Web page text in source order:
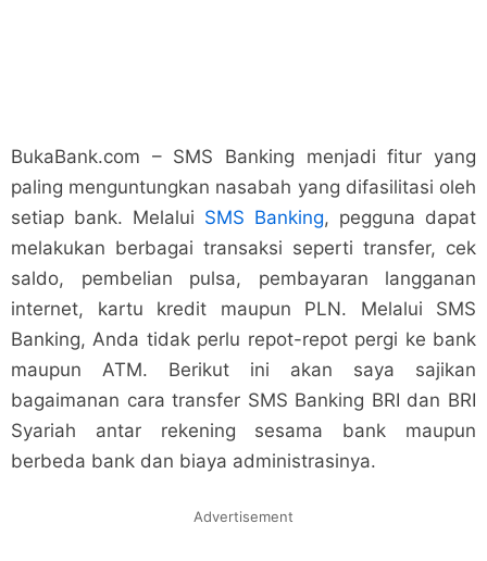
BukaBank.com – SMS Banking menjadi fitur yang
paling menguntungkan nasabah yang difasilitasi oleh
setiap bank. Melalui SMS Banking, pegguna dapat
melakukan berbagai transaksi seperti transfer, cek
saldo, pembelian pulsa, pembayaran langganan
internet, kartu kredit maupun PLN. Melalui SMS
Banking, Anda tidak perlu repot-repot pergi ke bank
maupun ATM. Berikut ini akan saya sajikan
bagaimanan cara transfer SMS Banking BRI dan BRI
Syariah antar rekening sesama bank maupun
berbeda bank dan biaya administrasinya.
Advertisement